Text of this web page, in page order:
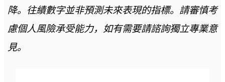
降。往績數字並非預測未來表現的指標。請審慎考
慮個人風險承受能力，如有需要請諮詢獨立專業意
見。